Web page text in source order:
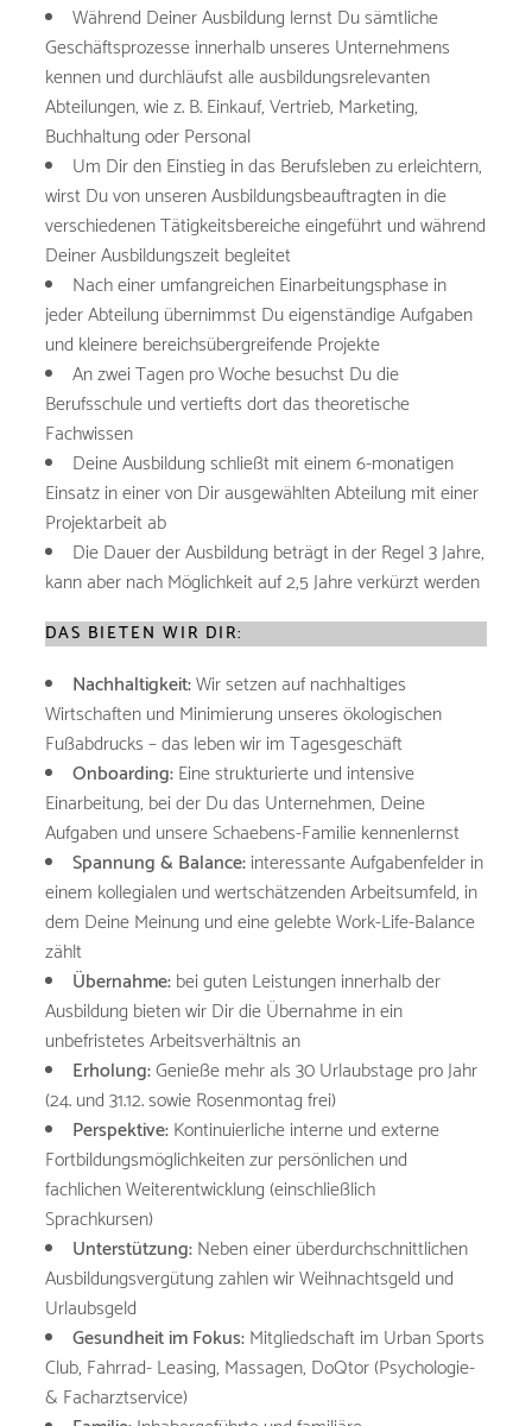
Während Deiner Ausbildung lernst Du sämtliche
Geschäftsprozesse innerhalb unseres Unternehmens
kennen und durchläufst alle ausbildungsrelevanten
Abteilungen, wie z. B. Einkauf, Vertrieb, Marketing,
Buchhaltung oder Personal
Um Dir den Einstieg in das Berufsleben zu erleichtern,
wirst Du von unseren Ausbildungsbeauftragten in die
verschiedenen Tätigkeitsbereiche eingeführt und während
Deiner Ausbildungszeit begleitet
Nach einer umfangreichen Einarbeitungsphase in
jeder Abteilung übernimmst Du eigenständige Aufgaben
und kleinere bereichsübergreifende Projekte
An zwei Tagen pro Woche besuchst Du die
Berufsschule und vertiefts dort das theoretische
Fachwissen
Deine Ausbildung schließt mit einem 6-monatigen
Einsatz in einer von Dir ausgewählten Abteilung mit einer
Projektarbeit ab
Die Dauer der Ausbildung beträgt in der Regel 3 Jahre,
kann aber nach Möglichkeit auf 2,5 Jahre verkürzt werden
DAS BIETEN WIR DIR:
Nachhaltigkeit:Wir setzen auf nachhaltiges
Wirtschaften und Minimierung unseres ökologischen
Fußabdrucks – das leben wir im Tagesgeschäft
Onboarding:Eine strukturierte und intensive
Einarbeitung, bei der Du das Unternehmen, Deine
Aufgaben und unsere Schaebens-Familie kennenlernst
Spannung & Balance:interessante Aufgabenfelder in
einem kollegialen und wertschätzenden Arbeitsumfeld, in
dem Deine Meinung und eine gelebte Work-Life-Balance
zählt
Übernahme:bei guten Leistungen innerhalb der
Ausbildung bieten wir Dir die Übernahme in ein
unbefristetes Arbeitsverhältnis an
Erholung:Genieße mehr als 30 Urlaubstage pro Jahr
(24. und 31.12. sowie Rosenmontag frei)
Perspektive:Kontinuierliche interne und externe
Fortbildungsmöglichkeiten zur persönlichen und
fachlichen Weiterentwicklung (einschließlich
Sprachkursen)
Unterstützung:Neben einer überdurchschnittlichen
Ausbildungsvergütung zahlen wir Weihnachtsgeld und
Urlaubsgeld
Gesundheit im Fokus:Mitgliedschaft im Urban Sports
Club, Fahrrad- Leasing, Massagen, DoQtor (Psychologie-
& Facharztservice)